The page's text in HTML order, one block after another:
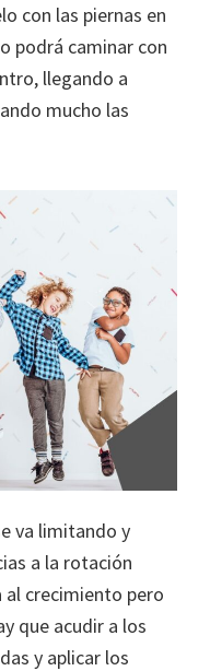
con las piernas en
podrá caminar con
llegando a
mucho las
va limitando y
a la rotación
al crecimiento pero
que acudir a los
y aplicar los